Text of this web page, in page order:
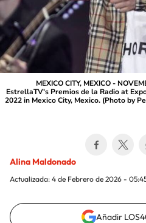
MEXICO CITY, MEXICO -
EstrellaTV's Premios de la Radio at
2022 in Mexico City, Mexico. (Photo by
Alina Maldonado
Actualizada: 4 de Febrero de 2026 -
Añadir